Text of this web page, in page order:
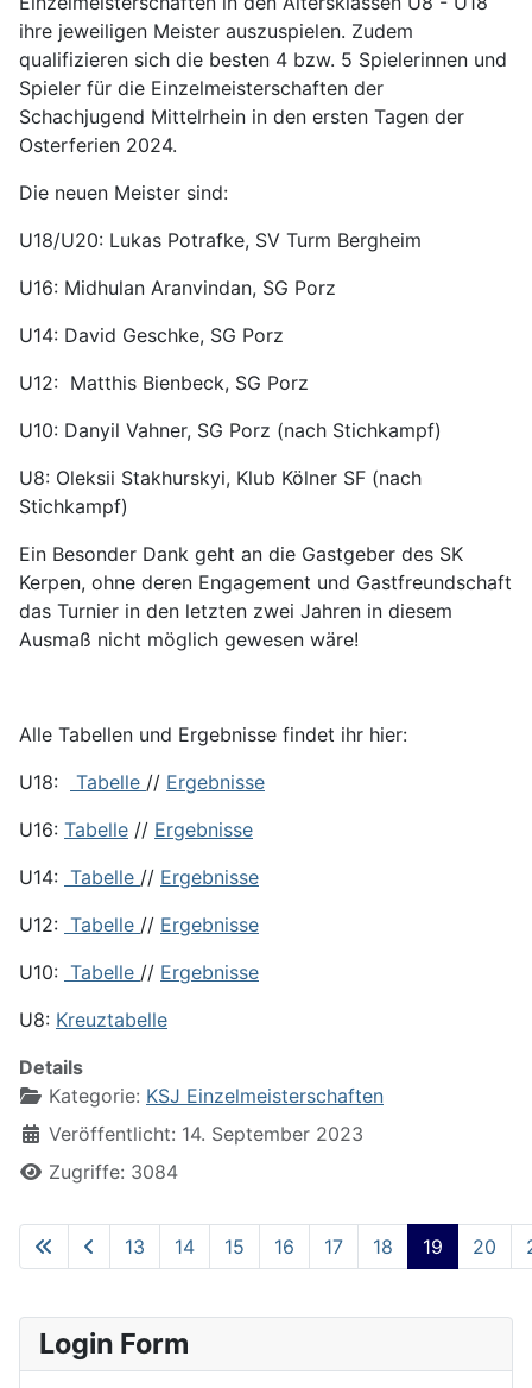
ihre jeweiligen Meister auszuspielen. Zudem
qualifizieren sich die besten 4 bzw. 5 Spielerinnen und
Spieler für die Einzelmeisterschaften der
Schachjugend Mittelrhein in den ersten Tagen der
Osterferien 2024.
Die neuen Meister sind:
U18/U20: Lukas Potrafke, SV Turm Bergheim
U16: Midhulan Aranvindan, SG Porz
U14: David Geschke, SG Porz
U12: Matthis Bienbeck, SG Porz
U10: Danyil Vahner, SG Porz (nach Stichkampf)
U8: Oleksii Stakhurskyi, Klub Kölner SF (nach
Stichkampf)
Ein Besonder Dank geht an die Gastgeber des SK
Kerpen, ohne deren Engagement und Gastfreundschaft
das Turnier in den letzten zwei Jahren in diesem
Ausmaß nicht möglich gewesen wäre!
Alle Tabellen und Ergebnisse findet ihr hier:
U18:
Tabelle // Ergebnisse
U16: Tabelle // Ergebnisse
U14: Tabelle // Ergebnisse
U12: Tabelle // Ergebnisse
U10: Tabelle // Ergebnisse
U8: Kreuztabelle
Details
Kategorie: KSJ Einzelmeisterschaften
Veröffentlicht: 14. September 2023
Zugriffe: 3084
Seite 19 von 22
13 14 15 16 17 18 19 20
Login Form